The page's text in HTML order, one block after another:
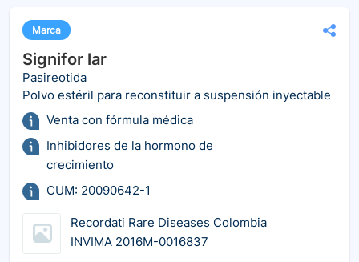
Marca
Signifor lar
Pasireotida
Polvo estéril para reconstituir a suspensión inyectable
Venta con fórmula médica
Inhibidores de la hormono de
crecimiento
CUM: 20090642-1
Recordati Rare Diseases Colombia
INVIMA 2016M-0016837